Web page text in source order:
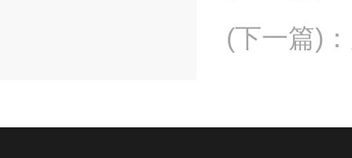
(下一篇) ：